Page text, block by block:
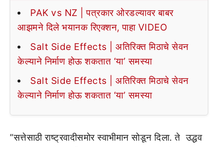
PAK vs NZ | पत्रकार ओरडल्यावर बाबर
आझमने दिले भयानक रिएक्शन, पाहा VIDEO
Salt Side Effects | अतिरिक्त मिठाचे सेवन
केल्याने निर्माण होऊ शकतात ‘या’ समस्या
Salt Side Effects | अतिरिक्त मिठाचे सेवन
केल्याने निर्माण होऊ शकतात ‘या’ समस्या
“सत्तेसाठी राष्ट्रवादीसमोर स्वाभीमान सोडून दिला. ते उद्धव